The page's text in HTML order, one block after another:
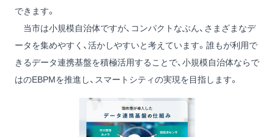
できます。
当市は小規模自治体ですが、コンパクトなぶん、さまざまなデ
ータを集めやすく、活かしやすいと考えています。誰もが利用で
きるデータ連携基盤を積極活用することで、小規模自治体ならで
はのEBPMを推進し、スマートシティの実現を目指します。